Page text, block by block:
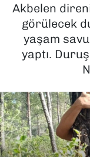
Akbelen
görülecek
yaşam
yaptı.
MAGAZİN
POLİTİKA
SPOR
TEKNOLOJİ
Haber